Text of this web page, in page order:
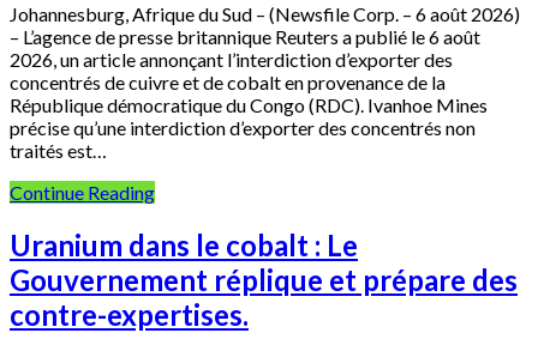
Johannesburg, Afrique du Sud – (Newsfile Corp. – 6 août 2026)
– L’agence de presse britannique Reuters a publié le 6 août
2026, un article annonçant l’interdiction d’exporter des
concentrés de cuivre et de cobalt en provenance de la
République démocratique du Congo (RDC). Ivanhoe Mines
précise qu’une interdiction d’exporter des concentrés non
traités est…
Continue Reading
Uranium dans le cobalt : Le
Gouvernement réplique et prépare des
contre-expertises.